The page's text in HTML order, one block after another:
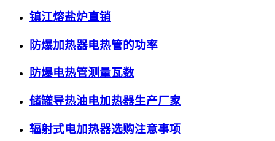
镇江熔盐炉直销
防爆加热器电热管的功率
防爆电热管测量瓦数
储罐导热油电加热器生产厂家
辐射式电加热器选购注意事项